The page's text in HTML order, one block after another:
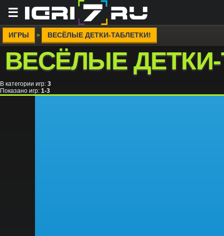
☰
ИГРЫ » ВЕСЁЛЫЕ ДЕТКИ-ТАБЛЕТКИ!
ВЕСЁЛЫЕ
В категории игр: 3
Показано игр: 1-3